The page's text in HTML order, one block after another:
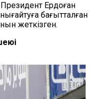
Президент Ердоған
бағытталған
жеткізген.